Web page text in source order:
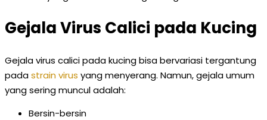
Gejala Virus Calici pada Kucing
Gejala virus calici pada kucing bisa bervariasi tergantung
padastrain virus yang menyerang. Namun, gejala umum
yang sering muncul adalah:
Bersin-bersin